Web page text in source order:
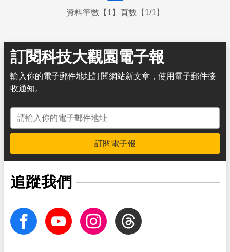
資料筆數【1】頁數【1/1】
訂閱科技大觀園電子報
輸入你的電子郵件地址訂閱網站新文章，使用電子郵件接
收通知。
電子郵件地址
訂閱電子報
追蹤我們
facebook Youtube InstagramThreads